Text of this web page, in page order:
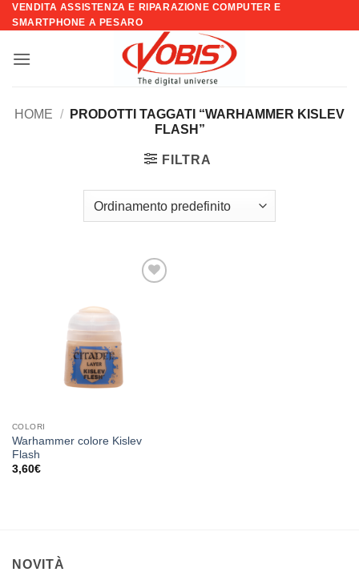
Salta
ai
VENDITA ASSISTENZA E RIPARAZIONE COMPUTER E
SMARTPHONE A PESARO
HOME /
PRODOTTI TAGGATI “WARHAMMER KISLEV
FLASH”
FILTRA
COLORI
Warhammer colore Kislev
Flash
3,60€
NOVITÀ